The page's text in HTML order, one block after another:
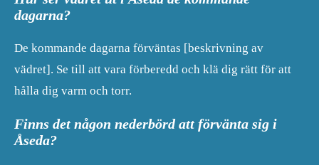
dagarna?
De kommande dagarna förväntas [beskrivning av
vädret]. Se till att vara förberedd och klä dig rätt för att
hålla dig varm och torr.
Finns det någon nederbörd att förvänta sig i
Åseda?